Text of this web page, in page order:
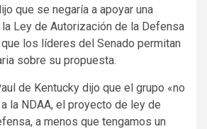
que se negaría a apoyar una
Ley de Autorización de la Defensa
los líderes del Senado permitan
sobre su propuesta.
de Kentucky dijo que el grupo «no
la NDAA, el proyecto de ley de
a menos que tengamos un